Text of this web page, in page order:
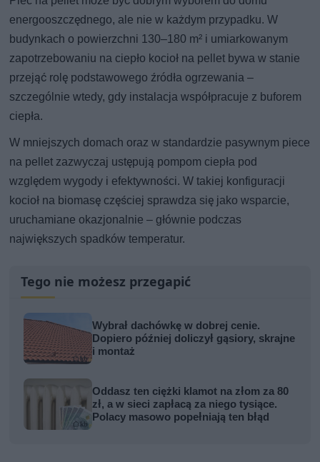
energooszczędnego, ale nie w każdym przypadku. W
budynkach o powierzchni 130–180 m² i umiarkowanym
zapotrzebowaniu na ciepło kocioł na pellet bywa w stanie
przejąć rolę podstawowego źródła ogrzewania –
szczególnie wtedy, gdy instalacja współpracuje z buforem
ciepła.
W mniejszych domach oraz w standardzie pasywnym piece
na pellet zazwyczaj ustępują pompom ciepła pod
względem wygody i efektywności. W takiej konfiguracji
kocioł na biomasę częściej sprawdza się jako wsparcie,
uruchamiane okazjonalnie – głównie podczas
największych spadków temperatur.
Tego nie możesz przegapić
Wybrał dachówkę w dobrej cenie.
Dopiero później doliczył gąsiory, skrajne
i montaż
Oddasz ten ciężki klamot na złom za 80
zł, a w sieci zapłacą za niego tysiące.
Polacy masowo popełniają ten błąd